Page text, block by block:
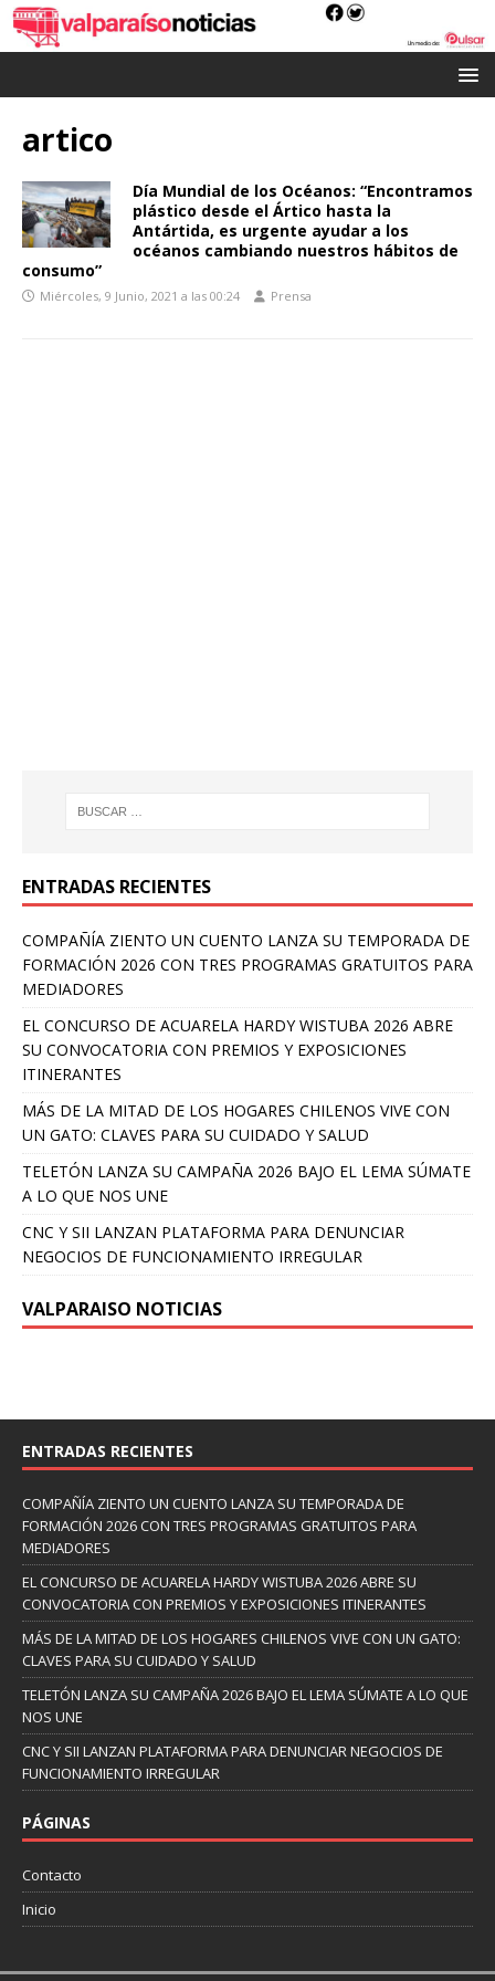
artico
Día Mundial de los Océanos: “Encontramos
plástico desde el Ártico hasta la
Antártida, es urgente ayudar a los
océanos cambiando nuestros hábitos de
consumo”
Miércoles, 9 Junio, 2021 a las 00:24 Prensa
ENTRADAS RECIENTES
COMPAÑÍA ZIENTO UN CUENTO LANZA SU TEMPORADA DE
FORMACIÓN 2026 CON TRES PROGRAMAS GRATUITOS PARA
MEDIADORES
EL CONCURSO DE ACUARELA HARDY WISTUBA 2026 ABRE
SU CONVOCATORIA CON PREMIOS Y EXPOSICIONES
ITINERANTES
MÁS DE LA MITAD DE LOS HOGARES CHILENOS VIVE CON
UN GATO: CLAVES PARA SU CUIDADO Y SALUD
TELETÓN LANZA SU CAMPAÑA 2026 BAJO EL LEMA SÚMATE
A LO QUE NOS UNE
CNC Y SII LANZAN PLATAFORMA PARA DENUNCIAR
NEGOCIOS DE FUNCIONAMIENTO IRREGULAR
VALPARAISO NOTICIAS
ENTRADAS RECIENTES
COMPAÑÍA ZIENTO UN CUENTO LANZA SU TEMPORADA DE
FORMACIÓN 2026 CON TRES PROGRAMAS GRATUITOS PARA
MEDIADORES
EL CONCURSO DE ACUARELA HARDY WISTUBA 2026 ABRE SU
CONVOCATORIA CON PREMIOS Y EXPOSICIONES ITINERANTES
MÁS DE LA MITAD DE LOS HOGARES CHILENOS VIVE CON UN GATO:
CLAVES PARA SU CUIDADO Y SALUD
TELETÓN LANZA SU CAMPAÑA 2026 BAJO EL LEMA SÚMATE A LO QUE
NOS UNE
CNC Y SII LANZAN PLATAFORMA PARA DENUNCIAR NEGOCIOS DE
FUNCIONAMIENTO IRREGULAR
PÁGINAS
Contacto
Inicio